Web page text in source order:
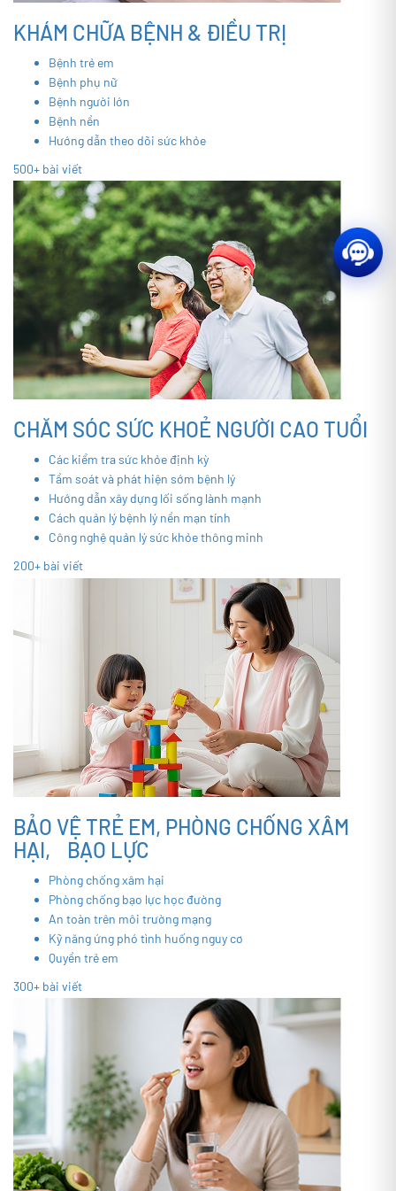
KHÁM CHỮA BỆNH & ĐIỀU TRỊ
Bệnh trẻ em
Bệnh phụ nữ
Bệnh người lớn
Bệnh nền
Hướng dẫn theo dõi sức khỏe
500+ bài viết
CHĂM SÓC SỨC KHOẺ NGƯỜI CAO TUỔI
Các kiểm tra sức khỏe định kỳ
Tầm soát và phát hiện sớm bệnh lý
Hướng dẫn xây dựng lối sống lành mạnh
Cách quản lý bệnh lý nền mạn tính
Công nghệ quản lý sức khỏe thông minh
200+ bài viết
BẢO VỆ TRẺ EM, PHÒNG CHỐNG XÂM
HẠI, BẠO LỰC
Phòng chống xâm hại
Phòng chống bạo lực học đường
An toàn trên môi trường mạng
Kỹ năng ứng phó tình huống nguy cơ
Quyền trẻ em
300+ bài viết